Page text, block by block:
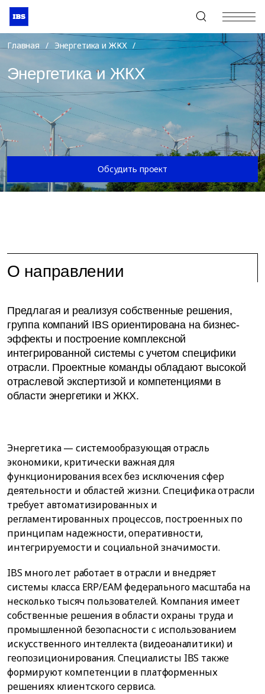
+7 (495) 967-80-80
Главная / Энергетика и ЖКХ /
Энергетика и ЖКХ
Обсудить проект
О направлении
Предлагая и реализуя собственные решения,
группа компаний IBS ориентирована на бизнес-
эффекты и построение комплексной
интегрированной системы с учетом специфики
отрасли. Проектные команды обладают высокой
отраслевой экспертизой и компетенциями в
области энергетики и ЖКХ.
Энергетика — системообразующая отрасль
экономики, критически важная для
функционирования всех без исключения сфер
деятельности и областей жизни. Специфика отрасли
требует автоматизированных и
регламентированных процессов, построенных по
принципам надежности, оперативности,
интегрируемости и социальной значимости.
IBS много лет работает в отрасли и внедряет
системы класса ERP/EAM федерального масштаба на
несколько тысяч пользователей. Компания имеет
собственные решения в области охраны труда и
промышленной безопасности с использованием
искусственного интеллекта (видеоаналитики) и
геопозиционирования. Специалисты IBS также
формируют компетенции в платформенных
решениях клиентского сервиса.